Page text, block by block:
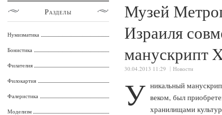
Музей
Израиля
манускрипт
30.04.2013 11:29 Новости
У никальный
веком, был
хранилищами
Разделы
Нумизматика
Бонистика
Филателия
Филокартия
Фалеристика
Моделизм